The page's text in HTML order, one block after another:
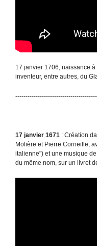
17 janvier 1706, naissance
inventeur, entre autres, du
17 janvier 1671 : Création
Molière et Pierre Corneille,
italienne") et une musique
du même nom, sur un livret